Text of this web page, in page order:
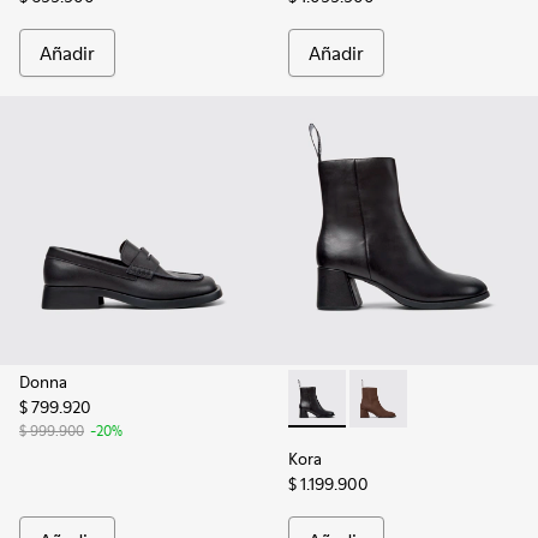
Añadir Añadir
Donna
$ 799.920
$ 999.900 -20%
Kora - K400798-001 -
Kora - K400798-002
Kora
$ 1.199.900